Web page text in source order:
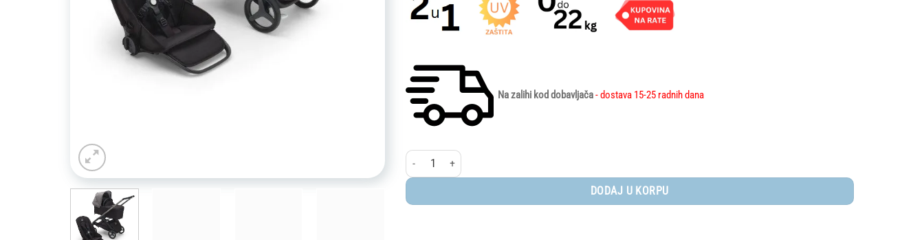
Na zalihi kod dobavljača- dostava 15-25 radnih dana
Bugaboo Dragonfly - komplet sa korpom GRAPHITE/MIDNIGHT BLACK - GREY MELANGE količina
DODAJ U KORPU